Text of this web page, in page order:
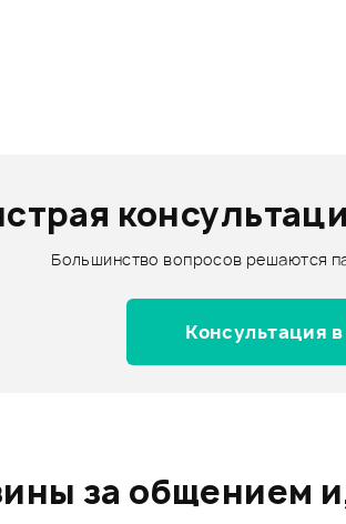
Большинство вопросов решаются
Консультация в
за общением